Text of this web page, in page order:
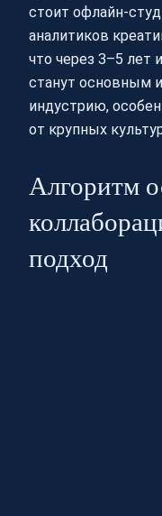
стоит офлайн-
аналитиков
что через 3–5 лет
станут основным
индустрию,
от крупных
Алгоритм
подход